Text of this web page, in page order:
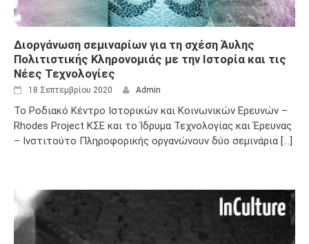
Διοργάνωση σεμιναρίων για τη σχέση Άυλης
Πολιτιστικής Κληρονομιάς με την Ιστορία και τις
Νέες Τεχνολογίες
18 Σεπτεμβρίου 2020 Admin
Το Ροδιακό Κέντρο Ιστορικών και Κοινωνικών Ερευνών –
Rhodes Project ΚΣΕ και το Ίδρυμα Τεχνολογίας και Έρευνας
– Ινστιτούτο Πληροφορικής οργανώνουν δύο σεμινάρια [...]